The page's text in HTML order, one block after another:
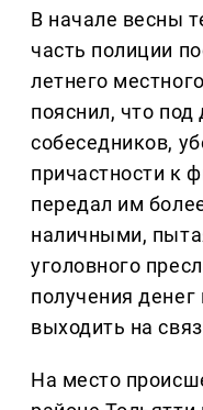
В начале весны
часть полиции
летнего
пояснил, что
собеседников,
причастности к
передал им
наличными,
уголовного
получения
выходить на
На место